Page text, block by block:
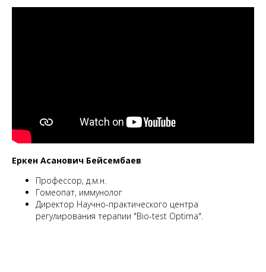
Еркен Асанович Бейсембаев
Профессор, д.м.н.
Гомеопат, иммунолог
Директор Научно-практического центра
регулирования терапии "Bio-test Optima".